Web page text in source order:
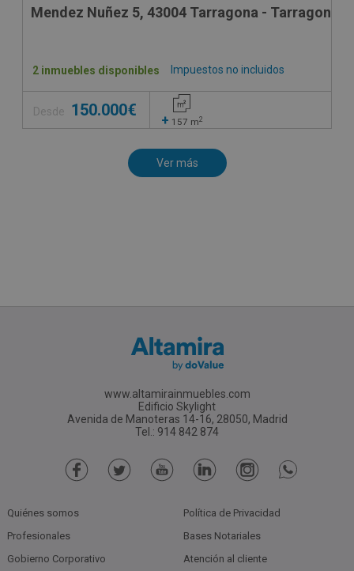
Mendez Nuñez 5, 43004 Tarragona - Tarragona
Impuestos no incluidos
2 inmuebles disponibles
Desde 150.000€
+ 157 m2
www.altamirainmuebles.com
Edificio Skylight
Avenida de Manoteras 14-16, 28050, Madrid
Tel.: 914 842 874
Quiénes somos
Profesionales
Gobierno Corporativo
Política de Privacidad
Bases Notariales
Atención al cliente